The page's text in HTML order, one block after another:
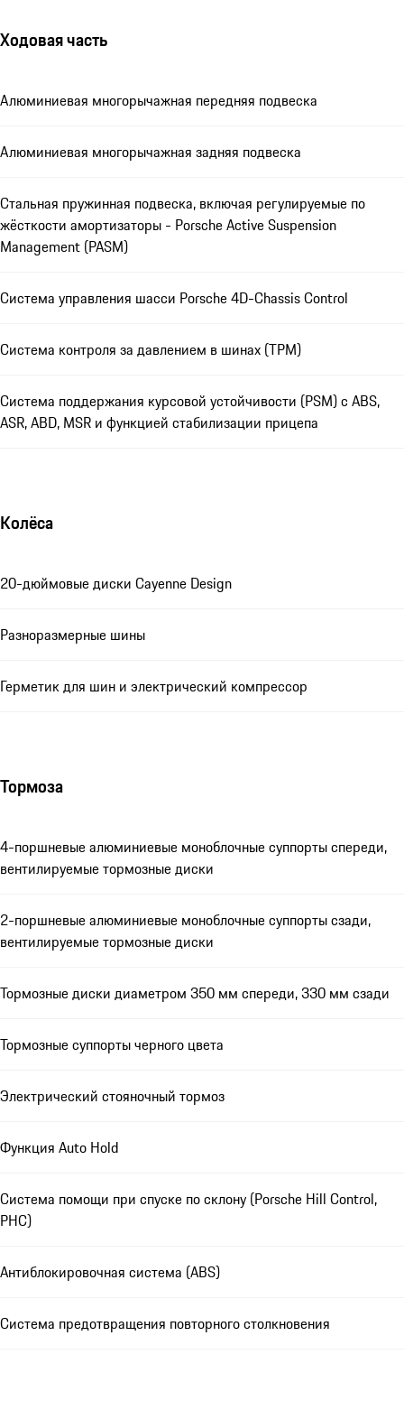
Ходовая часть
Алюминиевая многорычажная передняя подвеска
Алюминиевая многорычажная задняя подвеска
Стальная пружинная подвеска, включая регулируемые по
жёсткости амортизаторы - Porsche Active Suspension
Management (PASM)
Cистема управления шасси Porsche 4D-Chassis Control
Система контроля за давлением в шинах (TPM)
Система поддержания курсовой устойчивости (PSM) с ABS,
ASR, ABD, MSR и функцией стабилизации прицепа
Колёса
20-дюймовые диски Cayenne Design
Разноразмерные шины
Герметик для шин и электрический компрессор
Тормоза
4-поршневые алюминиевые моноблочные суппорты спереди,
вентилируемые тормозные диски
2-поршневые алюминиевые моноблочные суппорты сзади,
вентилируемые тормозные диски
Тормозные диски диаметром 350 мм спереди, 330 мм сзади
Тормозные суппорты черного цвета
Электрический стояночный тормоз
Функция Auto Hold
Система помощи при спуске по склону (Porsche Hill Control,
PHC)
Антиблокировочная система (ABS)
Система предотвращения повторного столкновения